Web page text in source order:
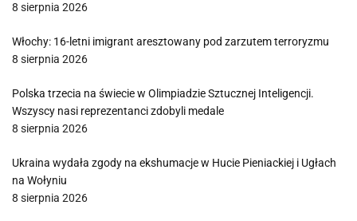
8 sierpnia 2026
Włochy: 16-letni imigrant aresztowany pod zarzutem terroryzmu
8 sierpnia 2026
Polska trzecia na świecie w Olimpiadzie Sztucznej Inteligencji.
Wszyscy nasi reprezentanci zdobyli medale
8 sierpnia 2026
Ukraina wydała zgody na ekshumacje w Hucie Pieniackiej i Ugłach
na Wołyniu
8 sierpnia 2026